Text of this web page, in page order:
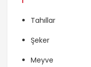
Tahıllar
Şeker
Meyve